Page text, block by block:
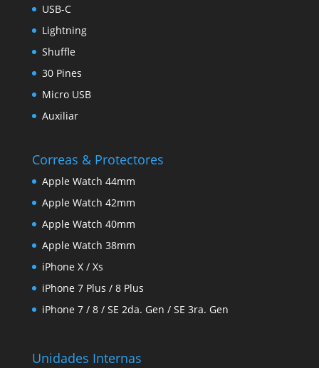
USB-C
Lightning
Shuffle
30 Pines
Micro USB
Auxiliar
Correas & Protectores
Apple Watch 44mm
Apple Watch 42mm
Apple Watch 40mm
Apple Watch 38mm
iPhone X / Xs
iPhone 7 Plus / 8 Plus
iPhone 7 / 8 / SE 2da. Gen / SE 3ra. Gen
Unidades Internas